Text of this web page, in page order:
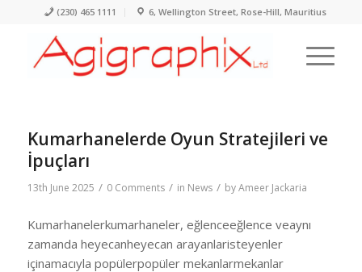
(230) 465 1111 6, Wellington Street, Rose-Hill, Mauritius
Kumarhanelerde Oyun Stratejileri ve
İpuçları
13th June 2025 / 0 Comments / in News / byAmeer Jackaria
Kumarhanelerkumarhaneler, eğlenceeğlence veaynı
zamanda heyecanheyecan arayanlaristeyenler
içinamacıyla popülerpopüler mekanlarmekanlar